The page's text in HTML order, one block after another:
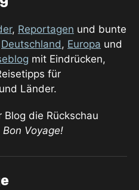
, Reportagen und bunte
Deutschland, Europa und
mit Eindrücken,
für
Länder.
die Rückschau
Bon Voyage!